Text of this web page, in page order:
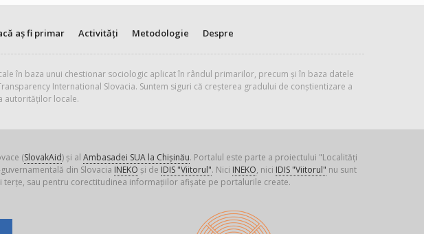
aș fi primar Activități Metodologie Despre
în baza unui chestionar sociologic aplicat în rândul primarilor, precum și în baza datele
International Slovacia. Suntem siguri că creșterea gradului de conștientizare a
autorităților locale.
(SlovakAid) și al Ambasadei SUA la Chișinău. Portalul este parte a proiectului "Localități
din Slovacia INEKO și de IDIS "Viitorul". Nici INEKO, nici IDIS "Viitorul" nu sunt
sau pentru corectitudinea informațiilor afișate pe portalurile create.